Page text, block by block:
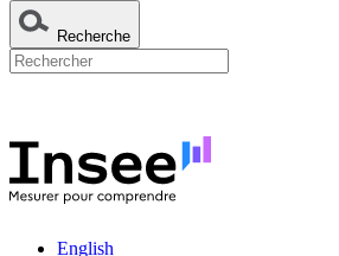
Recherche
English